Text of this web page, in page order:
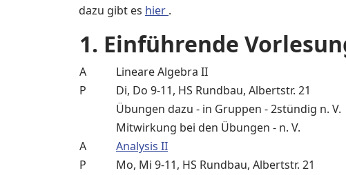
dazu gibt es hier .
1. Einführende
A Lineare Algebra II
P
Di, Do 9-11, HS Rundbau, Albertstr. 21
Übungen dazu - in Gruppen - 2stündig n. V.
Mitwirkung bei den Übungen - n. V.
A
Analysis II
P
Mo, Mi 9-11, HS Rundbau, Albertstr. 21